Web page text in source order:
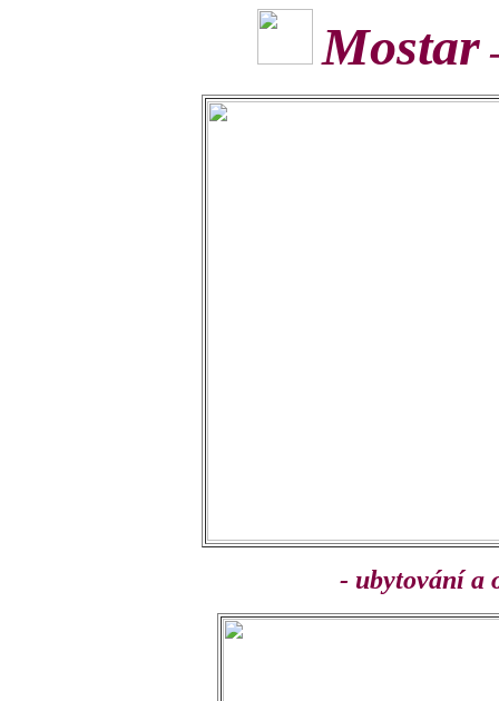
Mostar
- ubytování a